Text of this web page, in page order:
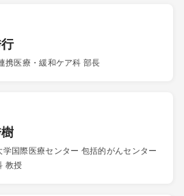
携医療・緩和ケア科 部長
学国際医療センター 包括的がんセンター
教授